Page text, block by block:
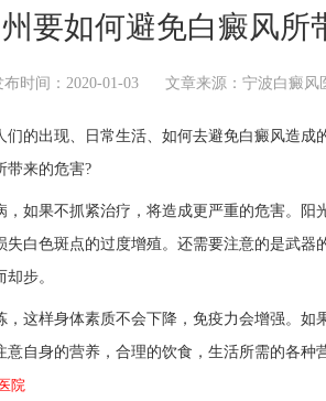
要如何避免白癜风所
布时间：2020-01-03 文章来源：宁波白癜风
出现、日常生活、如何去避免白癜风造成
带来的危害?
果不抓紧治疗，将造成更严重的危害。阳
白色斑点的过度增殖。还需要注意的是武器
步。
样身体素质不会下降，免疫力会增强。如
自身的营养，合理的饮食，生活所需的各
院